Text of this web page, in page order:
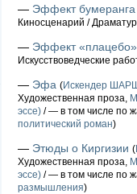
— Эффект бумеранга
Киносценарий /
— Эффект «плацебо»
Искусствоведческие
— Эфа (Искендер
Художественная проза,
эссе) / — в том числе по
политический роман)
— Этюды о Киргизии (
Художественная проза,
эссе) / — в том числе по
размышления)